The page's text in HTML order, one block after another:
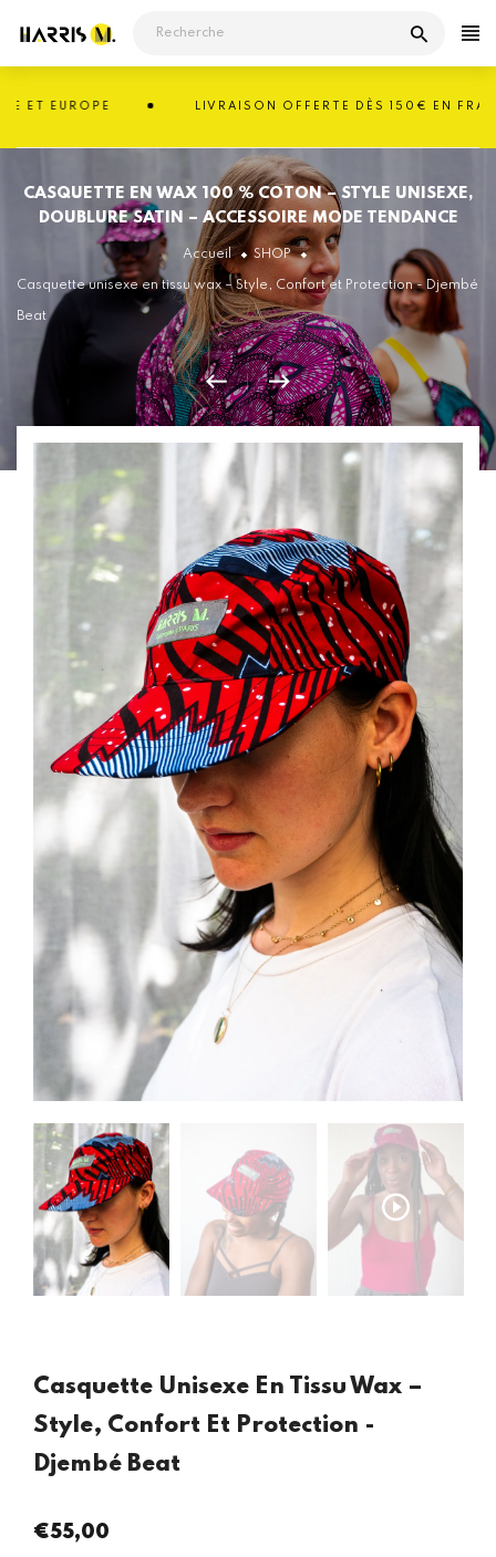
contenu
LIVRAISON OFFERTE DÈS 150€ EN FRANCE
EUROPE
CASQUETTE EN WAX 100 % COTON – STYLE UNISEXE,
DOUBLURE SATIN – ACCESSOIRE MODE TENDANCE
Accueil SHOP
Casquette unisexe en tissu wax – Style, Confort et Protection - Djembé
Beat
Casquette Unisexe En Tissu Wax –
Style, Confort Et Protection -
Djembé Beat
Prix
€55,00